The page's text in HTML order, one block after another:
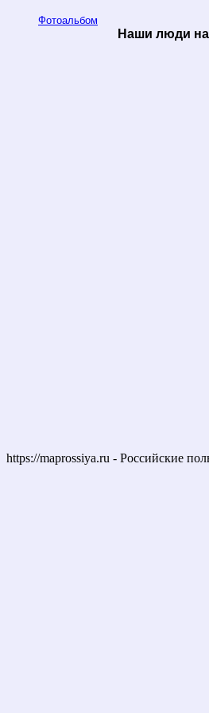
Фотоальбом
Наши люди на
https://maprossiya.ru - Российские